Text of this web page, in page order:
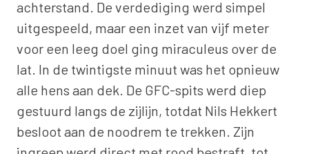
achterstand. De verdediging werd simpel
uitgespeeld, maar een inzet van vijf meter
voor een leeg doel ging miraculeus over de
lat. In de twintigste minuut was het opnieuw
alle hens aan dek. De GFC-spits werd diep
gestuurd langs de zijlijn, totdat Nils Hekkert
besloot aan de noodrem te trekken. Zijn